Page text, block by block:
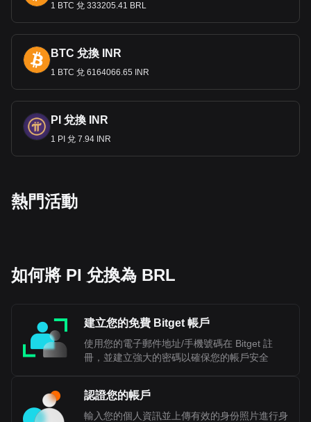
1 BTC 兌 333205.41 BRL
BTC 兌換 INR
1 BTC 兌 6164066.65 INR
PI 兌換 INR
1 PI 兌 7.94 INR
熱門活動
如何將 PI 兌換為 BRL
建立您的免費 Bitget 帳戶
使用您的電子郵件地址/手機號碼在 Bitget 註
冊，並建立強大的密碼以確保您的帳戶安全
認證您的帳戶
輸入您的個人資訊並上傳有效的身份照片進行身